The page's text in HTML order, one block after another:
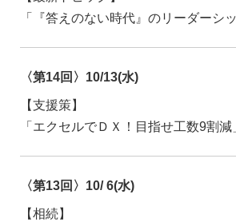
「『答えのない時代』のリーダーシ
〈第14回〉10/13(水)
【支援策】
「エクセルでＤＸ！目指せ工数9割減
〈第13回〉10/ 6(水)
【相続】